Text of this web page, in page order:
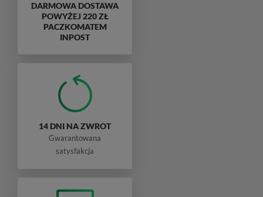
DARMOWA DOSTAWA
POWYŻEJ 220 ZŁ
PACZKOMATEM
INPOST
14 DNI NA ZWROT
Gwarantowana
satysfakcja